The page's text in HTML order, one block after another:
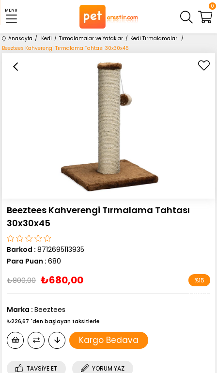
MENU
0
Anasayfa Kedi Tırmalamalar ve Yataklar
Kedi Tırmalamaları
Beeztees Kahverengi Tırmalama Tahtası 30x30x45
Beeztees Kahverengi Tırmalama Tahtası
30x30x45
Barkod : 8712695113935
Para Puan : 680
₺800,00 ₺680,00 %15
İndirim
Marka : Beeztees
₺226,67 `den başlayan taksitlerle
Kargo Bedava
TAVSIYE ET YORUM YAZ